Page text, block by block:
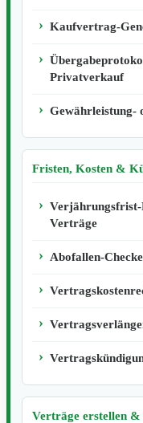
Kaufvertrag-
Privatverkauf
Gewährleistung-
Fristen, Kosten &
Verträge
Abofallen-
Verträge erstellen &